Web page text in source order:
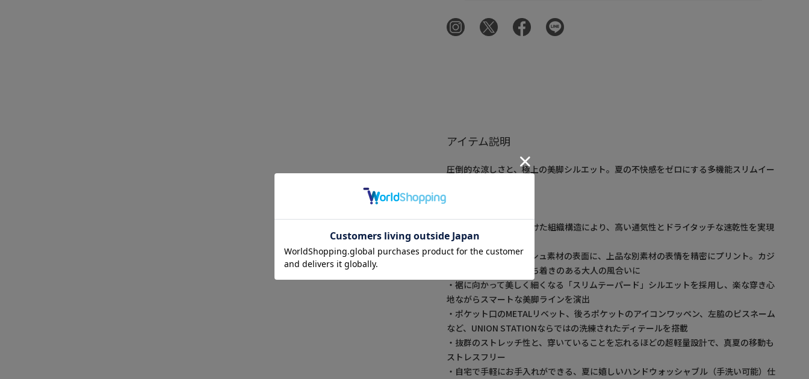
アイテム説明
圧倒的な涼しさと、極上の美脚シルエット。夏の不快感をゼロにする多機能スリムイー
・生地に特殊な穴をあけた組織構造により、高い通気性とドライタッチな速乾性を実現
した夏の最適素材
・スポーティーなメッシュ素材の表面に、上品な別素材の表情を精密にプリント。カジ
ュアルになりすぎず落ち着きのある大人の風合いに
・裾に向かって美しく細くなる「スリムテーパード」シルエットを採用し、楽な穿き心
地ながらスマートな美脚ラインを演出
・ポケット口のMETALリベット、後ろポケットのアイコンワッペン、左脇のピスネーム
など、UNION STATIONならではの洗練されたディテールを搭載
・抜群のストレッチ性と、穿いていることを忘れるほどの超軽量設計で、真夏の移動も
ストレスフリー
・自宅で手軽にお手入れができる、夏に嬉しいハンドウォッシャブル（手洗い可能）仕